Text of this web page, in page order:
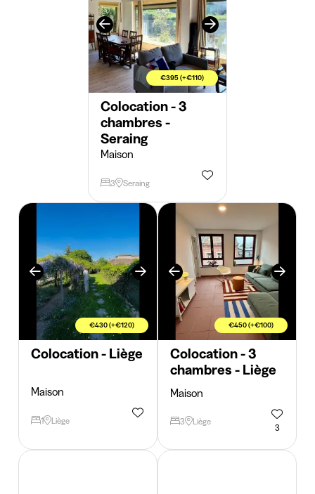
€395 (+€110)
Colocation - 3
chambres -
Seraing
Maison
3 Seraing
€430 (+€120)
Colocation - Liège
Maison
1 Liège
€450 (+€100)
Colocation - 3
chambres - Liège
Maison
3 Liège
3